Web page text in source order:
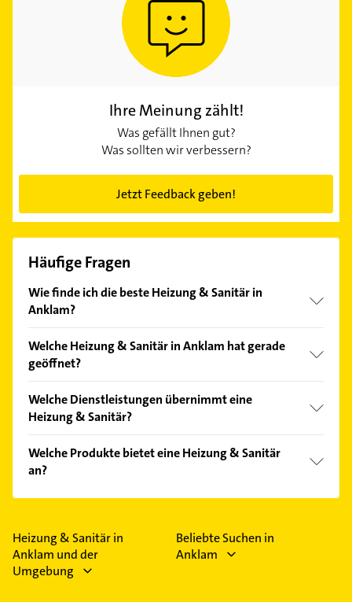
Ihre Meinung zählt!
Was gefällt Ihnen gut?
Was sollten wir verbessern?
Jetzt Feedback geben!
Häufige Fragen
Wie finde ich die beste Heizung & Sanitär in
Anklam?
Kundenmeinungen und profitieren Sie von den
Empfehlungen. Die Suchergebnisse können Sie sich
Welche Heizung & Sanitär in Anklam hat gerade
geöffnet?
Bitte beachten Sie, dass diese an Sonn- und
Feiertagen abweichen können.
Welche Dienstleistungen übernimmt eine
Heizung & Sanitär?
Sanitärinstallationen, Heizung, Badsanierung,
Sanitär und Bad.
Welche Produkte bietet eine Heizung & Sanitär
an?
Das Angebot umfasst unter anderem
und Solaranlagen.
Heizung & Sanitär in
Anklam und der
Umgebung
Beliebte Suchen in
Anklam